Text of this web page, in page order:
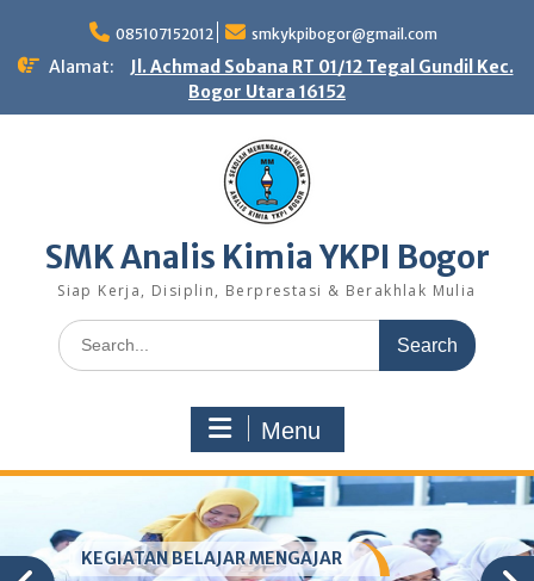
content
085107152012 smkykpibogor@gmail.com
Alamat:
Jl. Achmad Sobana RT 01/12 Tegal Gundil Kec.
Bogor Utara 16152
SMK Analis Kimia YKPI Bogor
Siap Kerja, Disiplin, Berprestasi & Berakhlak Mulia
Search
for:
Menu
KEGIATAN BELAJAR MENGAJAR